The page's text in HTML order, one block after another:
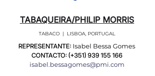
TABAQUEIRA/PHILIP MORRIS
TABACO | LISBOA, PORTUGAL
REPRESENTANTE: Isabel Bessa Gomes
CONTACTO: (+351)939 155 166
isabel.bessagomes@pmi.com